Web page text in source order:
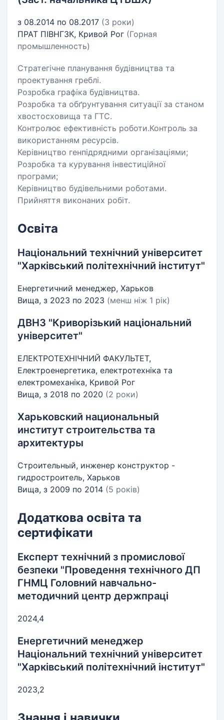
з 08.2014 по 08.2017 (3 роки)
ПРАТ ПІВНГЗК, Кривой Рог (Горная
промышленность)
Стратегічне планування будівництва та
проектування греблі.
Розробка графіка будівництва.
Розробка та обґрунтування ситуації за станом
хвостосховища та ГТС.
Контролює ефективність роботи.Контроль за
використанням ресурсів.
Керівництво генпідрядними організаціями;
Розробка та курування інвестиційної
програми;
Керівництво будівельними роботами.
Прийняття виконаних робіт.
Освіта
Національний технічний університет
"Харківський політехнічний інститут"
Енергетичний менеджер, Харьков
Вища, з 2023 по 2023 (менш ніж 1 рік)
ДВНЗ "Криворізький національний
університет"
ЕЛЕКТРОТЕХНІЧНИЙ ФАКУЛЬТЕТ,
Електроенергетика, електротехніка та
електромеханіка, Кривой Рог
Вища, з 2018 по 2020 (2 роки)
Харьковский национальный
институт строительства та
архитектуры
Строительный, инженер конструктор -
гидростроитель, Харьков
Вища, з 2009 по 2014 (5 років)
Додаткова освіта та
сертифікати
Експерт технічний з промислової
безпеки "Проведення технічного ДП
ГНМЦ Головний навчально-
методичний центр держпраці
2024,4
Енергетичний менеджер
Національний технічний університет
"Харківський політехнічний інститут"
2023,2